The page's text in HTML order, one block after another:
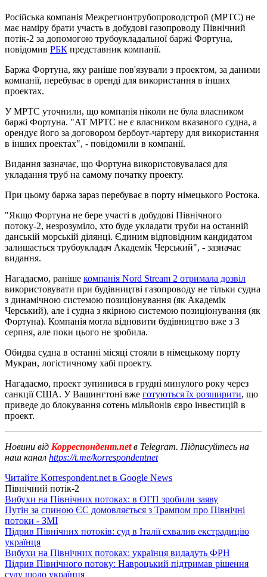
Російська компанія Межрегионтрубопроводстрой (МРТС) не
має наміру брати участь в добудові газопроводу Північний
потік-2 за допомогою трубоукладальної баржі Фортуна,
повідомив РБК представник компанії.
Баржа Фортуна, яку раніше пов'язували з проектом, за даними
компанії, перебуває в оренді для використання в інших
проектах.
У МРТС уточнили, що компанія ніколи не була власником
баржі Фортуна. "АТ МРТС не є власником вказаного судна, а
орендує його за договором бербоут-чартеру для використання
в інших проектах", - повідомили в компанії.
Видання зазначає, що Фортуна використовувалася для
укладання труб на самому початку проекту.
При цьому баржа зараз перебуває в порту німецького Ростока.
"Якщо Фортуна не бере участі в добудові Північного
потоку-2, незрозуміло, хто буде укладати труби на останній
данській морській ділянці. Єдиним відповідним кандидатом
залишається трубоукладач Академік Черський", - зазначає
видання.
Нагадаємо, раніше компанія Nord Stream 2 отримала дозвіл
використовувати при будівництві газопроводу не тільки судна
з динамічною системою позиціонування (як Академік
Черський), але і судна з якірною системою позиціонування (як
Фортуна). Компанія могла відновити будівництво вже з 3
серпня, але поки цього не зробила.
Обидва судна в останні місяці стояли в німецькому порту
Мукран, логістичному хабі проекту.
Нагадаємо, проект зупинився в грудні минулого року через
санкції США. У Вашингтоні вже готуються їх розширити, що
приведе до блокування сотень мільйонів євро інвестицій в
проект.
Новини від Корреспондент.netв Telegram. Підписуйтесь на
наш канал https://t.me/korrespondentnet
Читайте Korrespondent.net в Google News
Північний потік-2
Вибухи на Північних потоках: в ОГП зробили заяву
Путін за спиною ЄС домовляється з Трампом про Північні
потоки - ЗМІ
Підрив Північних потоків: суд в Італії схвалив екстрадицію
українця
Вибухи на Північних потоках: українця видадуть ФРН
Підрив Північного потоку: Навроцький підтримав рішення
суду щодо українця